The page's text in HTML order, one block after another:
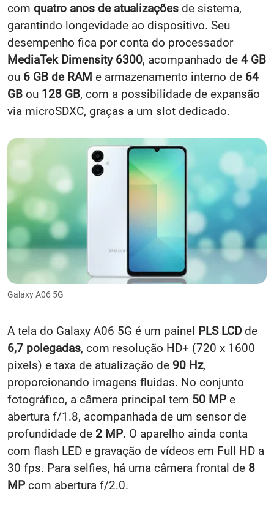
com quatro anos de atualizações de sistema,
garantindo longevidade ao dispositivo. Seu
desempenho fica por conta do processador
MediaTek Dimensity 6300, acompanhado de 4 GB
ou 6 GB de RAM e armazenamento interno de 64
GB ou 128 GB, com a possibilidade de expansão
via microSDXC, graças a um slot dedicado.
Galaxy A06 5G
A tela do Galaxy A06 5G é um painel PLS LCDde
6,7 polegadas, com resolução HD+ (720 x 1600
pixels) e taxa de atualização de 90 Hz,
proporcionando imagens fluidas. No conjunto
fotográfico, a câmera principal tem 50 MP e
abertura f/1.8, acompanhada de um sensor de
profundidade de 2 MP. O aparelho ainda conta
com flash LED e gravação de vídeos em Full HD a
30 fps. Para selfies, há uma câmera frontal de 8
MP com abertura f/2.0.